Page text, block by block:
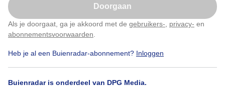
Doorgaan
Als je doorgaat, ga je akkoord met de gebruikers- privacy- en
abonnementsvoorwaarden
Heb je al een Buienradar-abonnement? Inloggen
Buienradar is onderdeel van DPG Media.
Door: Ger Zandbergen Gemaakt: 03-10-2025, 128x bekeken
Regen Wolken Zonsopkomst
Klik hierom dit aan te passen